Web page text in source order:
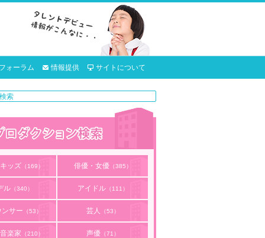
ォーラム 情報提供 サイトについて
ッズ （169） 俳優・女優（385）
ル（340） アイドル（111）
サー （53） 芸人 （53）
楽家 （210） 声優（71）